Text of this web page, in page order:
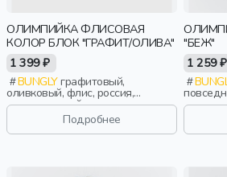
ОЛИМПИЙКА ФЛИСОВАЯ
КОЛОР БЛОК "ГРАФИТ/ОЛИВА"
1 399 ₽
BUNGLYграфитовый,
оливковый, флис, россия,
повседневный, актив, мальчики,
малыши, дошкольники, дети
Подробнее
"БЕЖ"
1 259 ₽